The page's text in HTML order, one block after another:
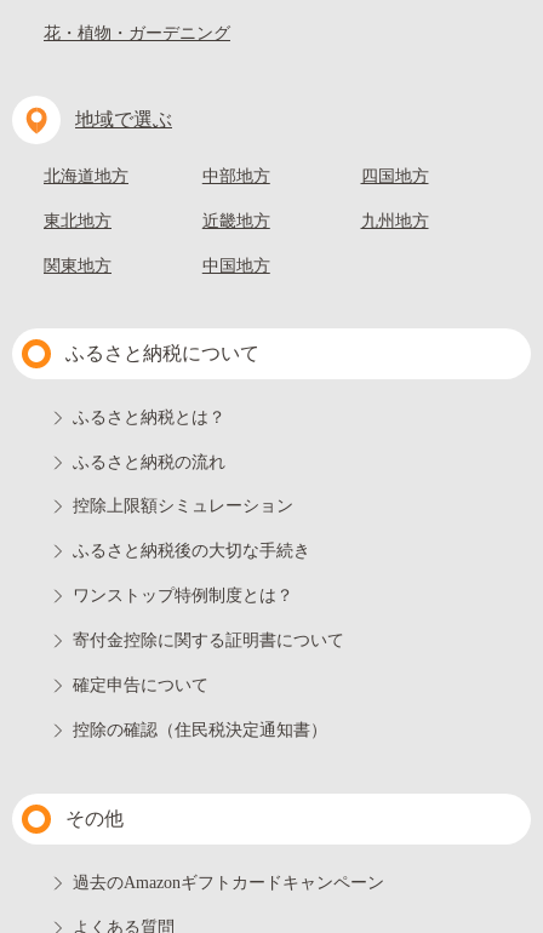
花・植物・ガーデニング
地域で選ぶ
北海道地方
東北地方
関東地方
中部地方
近畿地方
中国地方
四国地方
九州地方
ふるさと納税について
ふるさと納税とは？
ふるさと納税の流れ
控除上限額シミュレーション
ふるさと納税後の大切な手続き
ワンストップ特例制度とは？
寄付金控除に関する証明書について
確定申告について
控除の確認（住民税決定通知書）
その他
過去のAmazonギフトカードキャンペーン
よくある質問